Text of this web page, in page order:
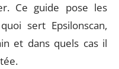
Ce guide pose les
sert Epsilonscan,
et dans quels cas il